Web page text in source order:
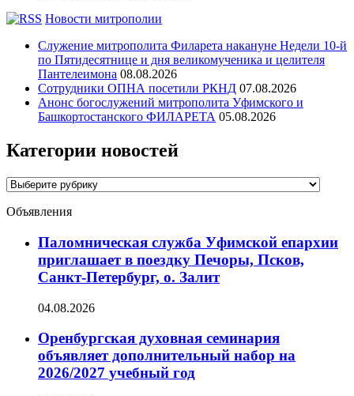
Новости митрополии
Служение митрополита Филарета накануне Недели 10-й
по Пятидесятнице и дня великомученика и целителя
Пантелеимона 08.08.2026
Сотрудники ОПНА посетили РКНД 07.08.2026
Анонс богослужений митрополита Уфимского и
Башкортостанского ФИЛАРЕТА 05.08.2026
Категории новостей
Категории
Объявления
Паломническая служба Уфимской епархии
приглашает в поездку Печоры, Псков,
Санкт-Петербург, о. Залит
04.08.2026
Оренбургская духовная семинария
объявляет дополнительный набор на
2026/2027 учебный год